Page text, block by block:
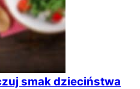
smak dzieciństwa